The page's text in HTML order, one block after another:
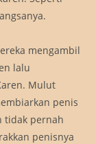
mengambil
lalu
Mulut
penis
tidak pernah
penisnya